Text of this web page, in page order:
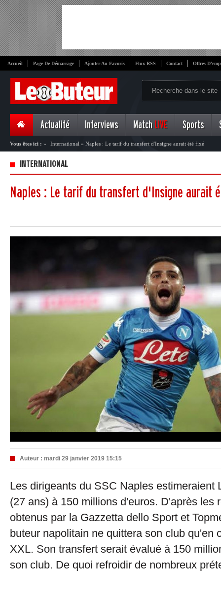
Accueil Page De Démarrage Ajouter Au Favoris Flux RSS Contact Offres
Actualité Interviews Match LIVE Sports
Vous êtes ici : » International » Naples : Le tarif du transfert d'Insigne aurait été fixé
INTERNATIONAL
Naples : Le tarif du transfert d'Insigne aurait
Auteur : mardi 29 janvier 2019 15:15
Les dirigeants du SSC Naples estimeraient
(27 ans) à 150 millions d'euros. D'après les
obtenus par la Gazzetta dello Sport et
buteur napolitain ne quittera son club qu'en
XXL. Son transfert serait évalué à 150
son club. De quoi refroidir de nombreux